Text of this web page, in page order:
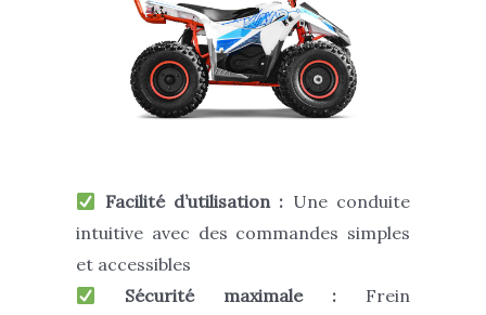
Facilité d’utilisation : Une conduite
intuitive avec des commandes simples
et accessibles
Sécurité maximale : Frein